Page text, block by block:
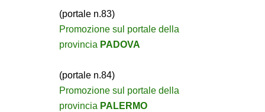
(portale n.83)
Promozione sul portale della
provincia PADOVA
(portale n.84)
Promozione sul portale della
provincia PALERMO